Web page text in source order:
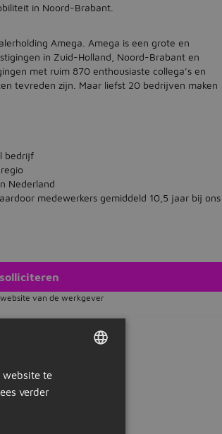
in Noord-Brabant.
Amega. Amega is een grote en
in Zuid-Holland, Noord-Brabant en
met ruim 870 enthousiaste collega’s en
tevreden zijn. Maar liefst 20 bedrijven maken
bedrijf
Nederland
medewerkers gemiddeld 10,5 jaar bij ons
van de werkgever
website te
verder